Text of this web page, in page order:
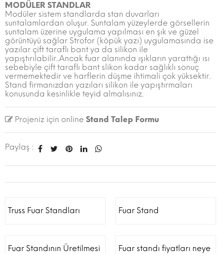
MODÜLER STANDLAR
Modüler sistem standlarda stan duvarları
suntalamlardan oluşur. Suntalam yüzeylerde görsellerin
suntalam üzerine uygulama yapılması en şık ve güzel
görüntüyü sağlar Strofor (köpük yazı) uygulamasında ise
yazılar çift taraflı bant ya da silikon ile
yapıştırılabilir..Ancak fuar alanında ışıkların yarattığı ısı
sebebiyle çift taraflı bant slikon kadar sağlıklı sonuç
vermemektedir ve harflerin düşme ihtimali çok yüksektir.
Stand firmanızdan yazıları silikon ile yapıştırmaları
konusunda kesinlikle teyid almalısınız.
Projeniz için online Stand Talep Formu
Paylaş :
Truss Fuar Standları Fuar Stand
Fuar Standının Üretilmesi
Fuar standı fiyatları neye